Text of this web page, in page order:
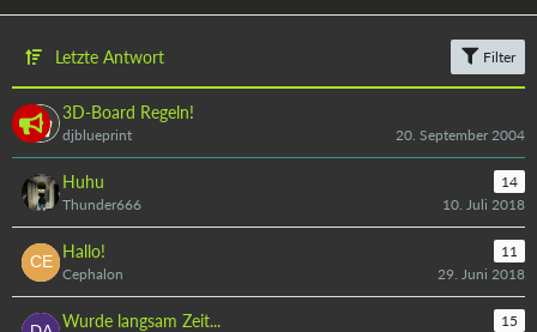
Letzte Antwort Filter
3D-Board Regeln!
djblueprint 20. September 2004
Huhu
14
Thunder666
10. Juli 2018
Hallo!
11
Cephalon
29. Juni 2018
Wurde langsam Zeit...
15